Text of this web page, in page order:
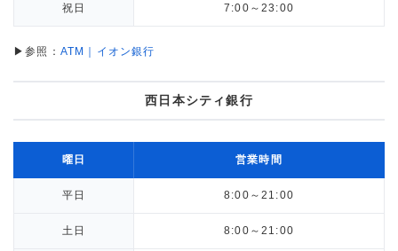
祝日 7:00～23:00
▶参照： ATM｜イオン銀行
西日本シティ銀行
曜日 営業時間
平日 8:00～21:00
土日 8:00～21:00